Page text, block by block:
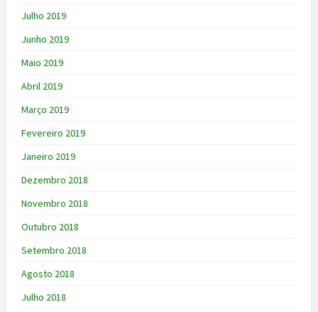
Julho 2019
Junho 2019
Maio 2019
Abril 2019
Março 2019
Fevereiro 2019
Janeiro 2019
Dezembro 2018
Novembro 2018
Outubro 2018
Setembro 2018
Agosto 2018
Julho 2018